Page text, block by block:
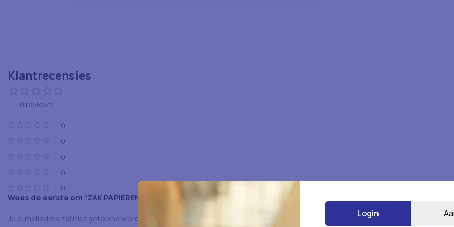
Klantrecensies
0 reviews
0
0
0
0
0
Wees de eerste om “ZAK PAPIEREN 28X17X29 250 STK WIT” te beoordelen
Je e-mailadres zal niet getoond worden.
Vereiste velden zijn gemarkeerd met
Login